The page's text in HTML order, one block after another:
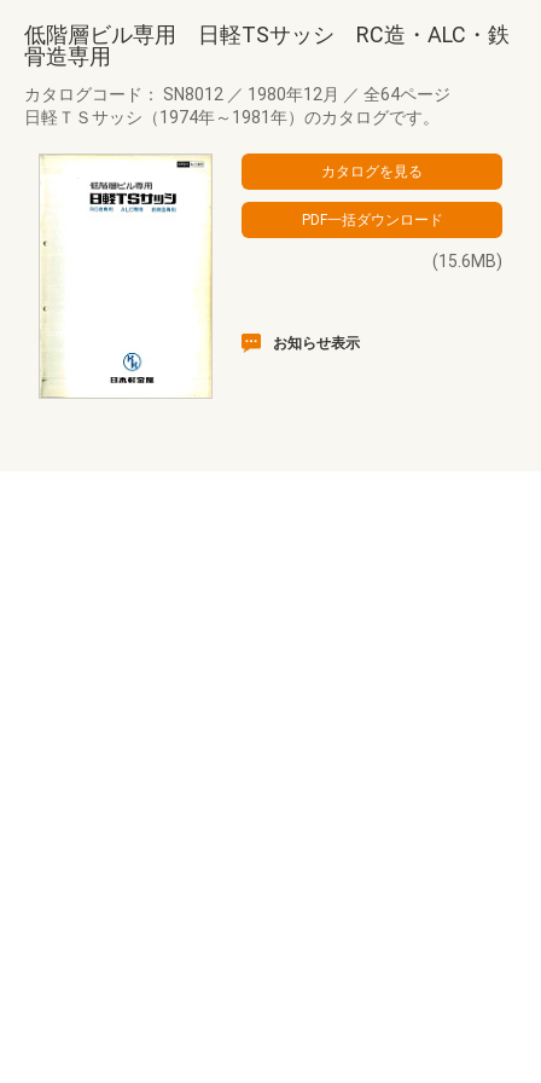
低階層ビル専用 日軽TSサッシ RC造・ALC・鉄
骨造専用
カタログコード： SN8012 ／ 1980年12月 ／ 全64ページ
日軽ＴＳサッシ（1974年～1981年）のカタログです。
(15.6MB)
お知らせ表示